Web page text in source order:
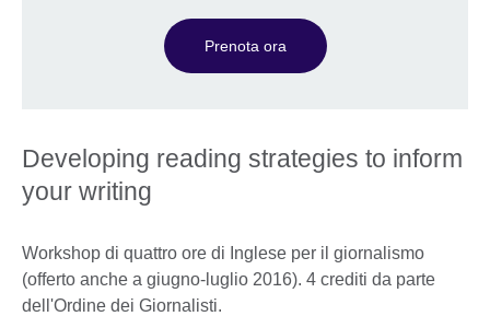
Prenota ora
Developing reading strategies to inform
your writing
Workshop di quattro ore di Inglese per il giornalismo
(offerto anche a giugno-luglio 2016). 4 crediti da parte
dell'Ordine dei Giornalisti.